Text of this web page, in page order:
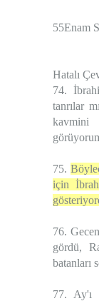
55Enam
Hatalı
74.
tanrılar
kavmini
75.
için
76.
gördü,
batanları
77. Ay'ı